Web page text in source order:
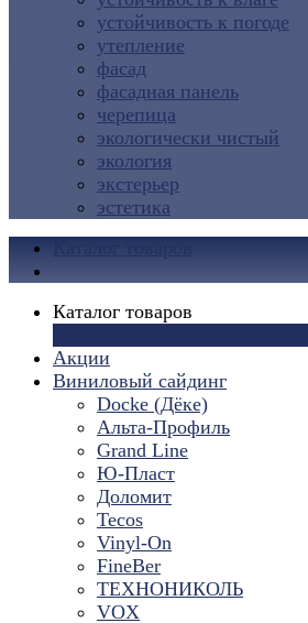
устойчивость к погоде
утепление
фасад
фасадная панель
черепица
экологически чистый
экология
экстерьер
эстетика
Каталог товаров
Акции
Виниловый сайдинг
Docke (Дёке)
Альта-Профиль
Grand Line
Ю-Пласт
Доломит
Tecos
Vinyl-On
FineBer
ТЕХНОНИКОЛЬ
VOX